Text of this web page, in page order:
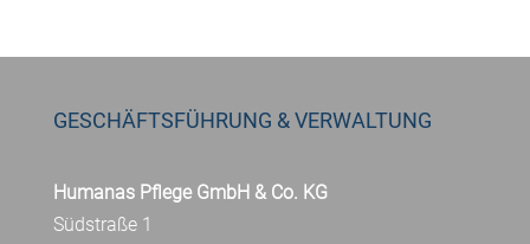
GESCHÄFTSFÜHRUNG & VERWALTUNG
Humanas Pflege GmbH & Co. KG
Südstraße 1